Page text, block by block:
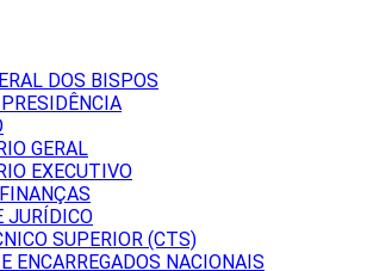
DOS BISPOS
GERAL
EXECUTIVO
JURÍDICO
SUPERIOR (CTS)
ENCARREGADOS NACIONAIS